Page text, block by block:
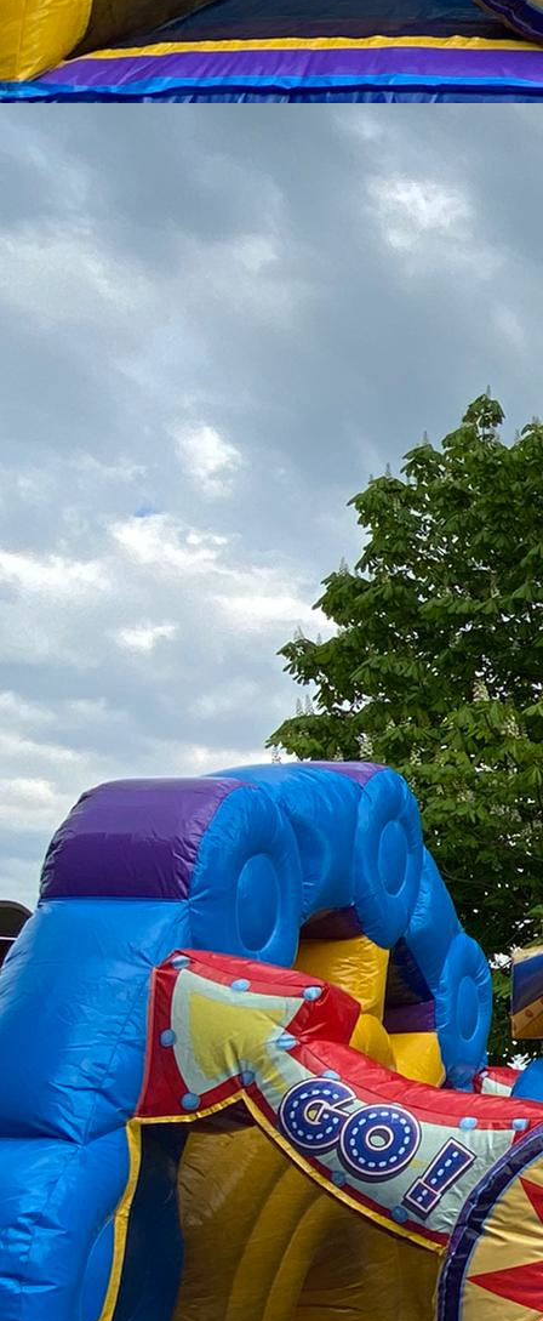
IMG_5101
IMG_5105